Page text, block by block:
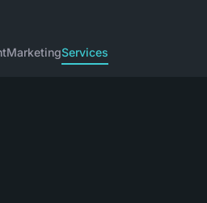
MarketingServices